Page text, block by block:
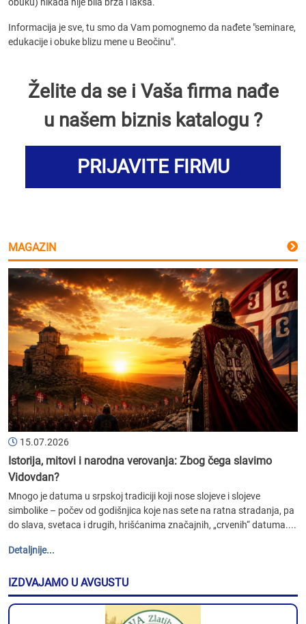
Informacija je sve, tu smo da Vam pomognemo da nađete "seminare,
edukacije i obuke blizu mene u Beočinu".
Želite da se i Vaša firma nađe
u našem biznis katalogu ?
PRIJAVITE FIRMU
MAGAZIN
15.07.2026
Istorija, mitovi i narodna verovanja: Zbog čega slavimo
Vidovdan?
Mnogo je datuma u srpskoj tradiciji koji nose slojeve i slojeve
simbolike – počev od godišnjica koje nas sete na ratna stradanja, pa
do slava, svetaca i drugih, hrišćanima značajnih, „crvenih“ datuma....
Detaljnije...
IZDVAJAMO U AVGUSTU